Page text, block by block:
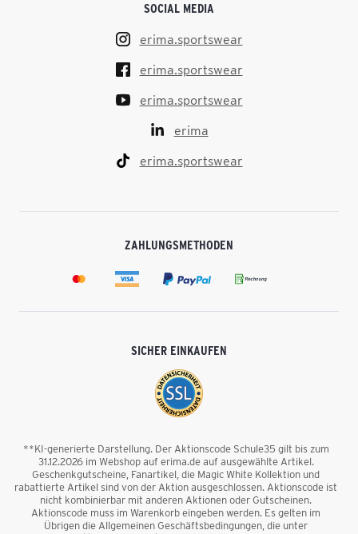
SOCIAL MEDIA
erima.sportswear
erima.sportswear
erima.sportswear
erima
erima.sportswear
ZAHLUNGSMETHODEN
SICHER EINKAUFEN
**KI-generierte Darstellung. Der Aktionscode Schule35 gilt bis zum
31.12.2026 im Webshop auf erima.de auf ausgewählte Artikel.
Geschenkgutscheine, Fanartikel, die Magic White Kollektion und
rabattierte Artikel sind von der Aktion ausgeschlossen. Aktionscode ist
nicht kombinierbar mit anderen Aktionen oder Gutscheinen.
Aktionscode muss im Warenkorb eingeben werden. Es gelten im
Übrigen die Allgemeinen Geschäftsbedingungen, die unter